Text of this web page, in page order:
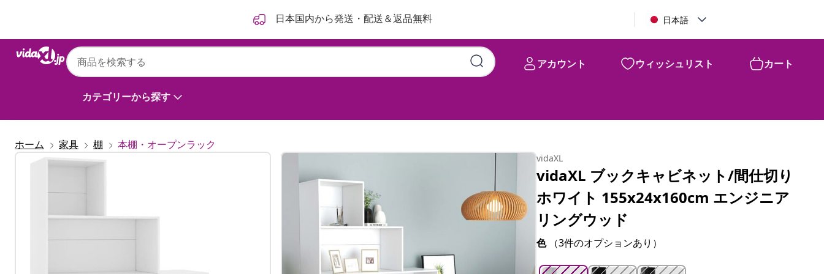
日本国内から発送・配送＆返品無料 日本語
カテゴリーから探す
アカウント ウィッシュリスト カート
vidaXL
vidaXL ブックキャビネット/間仕切り ホワイト 155x24x160cm エンジニアリ
ングウッド
¥ 10,410
ホーム 家具 棚 本棚・オープンラック
vidaXL
vidaXL ブックキャビネット/間仕切り
ホワイト 155x24x160cm エンジニア
リングウッド
色 （3件のオプションあり）